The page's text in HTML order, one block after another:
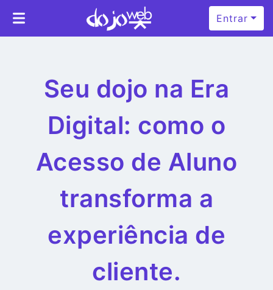
Entrar
Seu dojo na Era
Digital: como o
Acesso de Aluno
transforma a
experiência de
cliente.